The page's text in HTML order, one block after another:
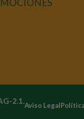
2.1.Aviso Legal